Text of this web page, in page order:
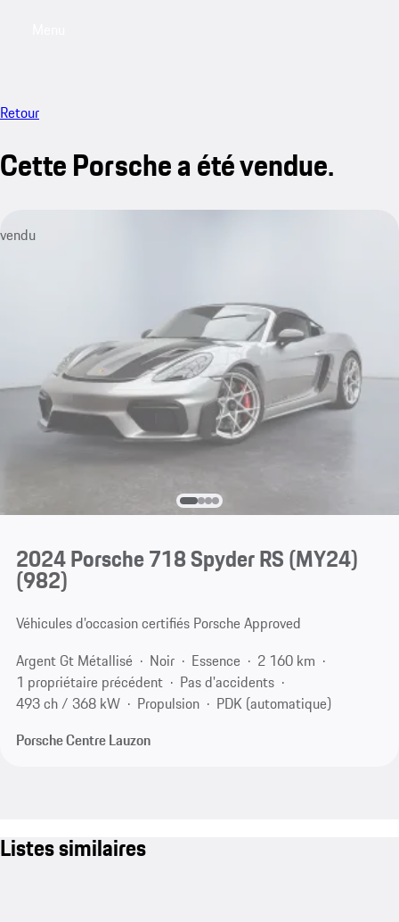
Retour
Cette Porsche a été vendue.
vendu
2024 Porsche 718 Spyder RS (MY24)
(982)
Véhicules d’occasion certifiés Porsche Approved
Argent Gt Métallisé
Noir Essence
2 160 km
1 propriétaire précédent
Pas d'accidents
493 ch / 368 kW
Propulsion
PDK (automatique)
Porsche Centre Lauzon
Listes similaires